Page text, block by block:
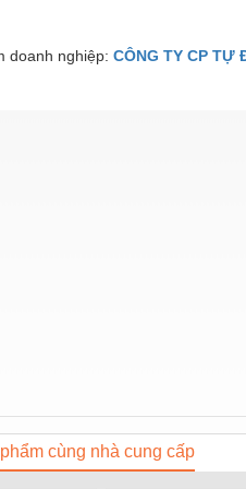
doanh nghiệp: CÔNG TY CP TỰ
cùng nhà cung cấp